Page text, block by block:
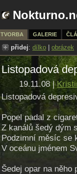
TVORBA GALERIE
přidej: dílko obrázek
Listopadová
19.11.08 |
Listopadová
Popel padal z
Z kanálů šedý dým
Podzimní měsíc se
V oceánu jménem
Šedej opar na něho